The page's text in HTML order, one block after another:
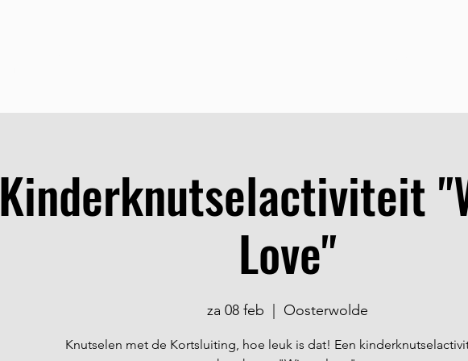
Kinderknutselactiviteit
Love"
za 08 feb Oosterwolde
Knutselen met de Kortsluiting, hoe leuk is dat! Een